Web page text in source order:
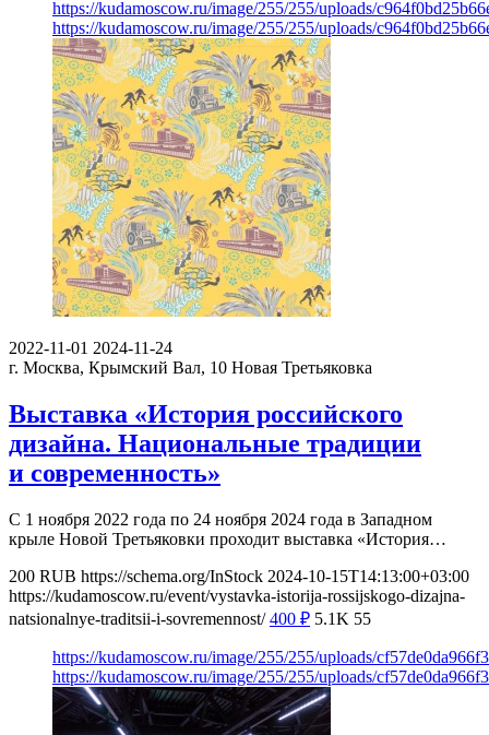
https://kudamoscow.ru/image/255/255/uploads/
https://kudamoscow.ru/image/255/255/uploads/
2022-11-01 2024-11-24
г. Москва, Крымский Вал, 10 Новая Третьяковка
Выставка «История российского
дизайна. Национальные традиции
и современность»
С 1 ноября 2022 года по 24 ноября 2024 года в Западном
крыле Новой Третьяковки проходит выставка «История…
200 RUB https://schema.org/InStock 2024-10-15T14:13:00+03:00
https://kudamoscow.ru/event/vystavka-istorija-rossijskogo-dizajna-
natsionalnye-traditsii-i-sovremennost/ 400 ₽ 5.1K 55
https://kudamoscow.ru/image/255/255/uploads/
https://kudamoscow.ru/image/255/255/uploads/